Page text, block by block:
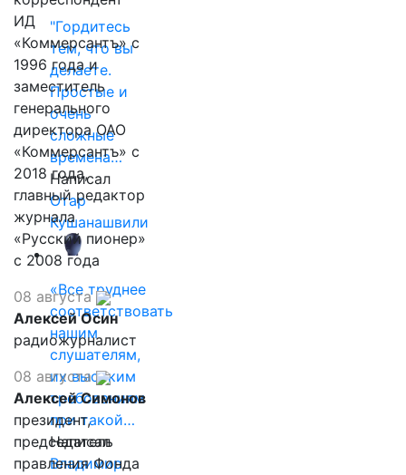
"Гордитесь
тем, что вы
делаете.
Простые и
очень
сложные
времена…
Написал
Отар
Кушанашвили
«Все труднее
соответствовать
нашим
слушателям,
их высоким
требованиям
при такой…
Написал
Владимир
ИД
«Коммерсантъ» с
1996 года и
заместитель
генерального
директора ОАО
«Коммерсантъ» с
2018 года,
главный редактор
журнала
«Русский пионер»
с 2008 года
08 августа
Алексей Осин
радиожурналист
08 августа
Алексей Симонов
президент,
председатель
правления Фонда